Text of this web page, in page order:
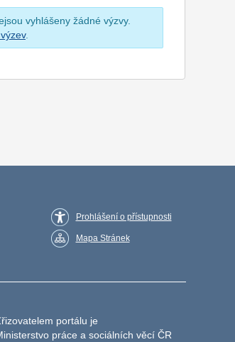
vyhlášeny žádné výzvy.
.
Prohlášení o přístupnosti
Mapa Stránek
portálu je
práce a sociálních věcí ČR